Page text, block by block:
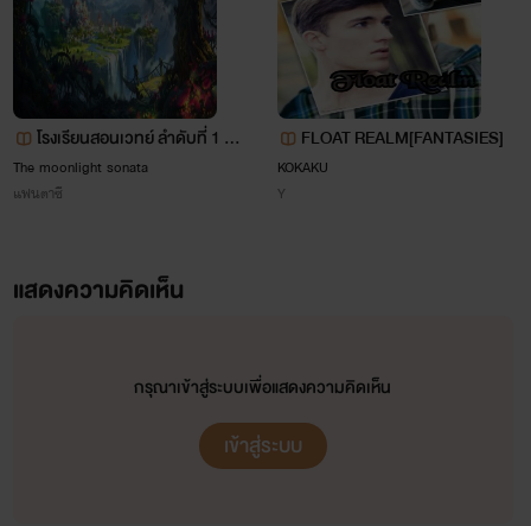
ถึงวัยที่สมควรเช่นอายุ
มากกว่า18ปี..วุฒิภาวะในการตัดสิน
ใจที่เข้าใจโลกแห่งความจริงและ
โลกแห่งจินตนาการได้..)และหวัง
เป็นอย่างยิ่งว่านิยายของไรท์จะพอ
ด้วยกันนะคะ
โรงเรียนสอนเวทย์ ลำดับที่ 1 ควี
นแมรี่
The moonlight sonata
แฟนตาซี
FLOAT REALM[FANTASIES]
KOKAKU
Y
แสดงความคิดเห็น
กรุณาเข้าสู่ระบบเพื่อแสดงความคิดเห็น
เข้าสู่ระบบ